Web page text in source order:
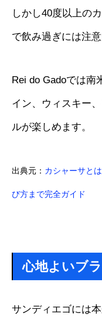
しかし40度以上の
で飲み過ぎには注意
Rei do Gadoでは南
イン、ウィスキー
ルが楽しめます。
出典元： カシャーサと
び方まで完全ガイド
心地よいブ
サンディエゴには